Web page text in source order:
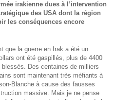
irakienne dues à l’intervention
des USA dont la région
les conséquences encore
que la guerre en Irak a été un
ont été gaspillés, plus de 4400
Des centaines de milliers
sont maintenant très méfiants à
Blanche à cause des fausses
massive. Mais je ne pense